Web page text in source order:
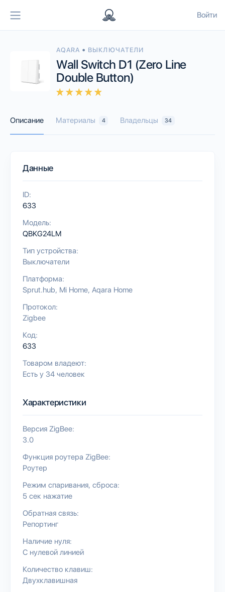
Войти
AQARA • ВЫКЛЮЧАТЕЛИ
Wall Switch D1 (Zero Line
Double Button)
Описание Материалы 4 Владельцы 34
Данные
ID:
633
Модель:
QBKG24LM
Тип устройства:
Выключатели
Платформа:
Sprut.hub Mi Home Aqara Home
Протокол:
Zigbee
Код:
633
Товаром владеют:
Есть у 34 человек
Характеристики
Версия ZigBee:
3.0
Функция роутера ZigBee:
Роутер
Режим спаривания, сброса:
5 сек нажатие
Обратная связь:
Репортинг
Наличие нуля:
С нулевой линией
Количество клавиш:
Двухклавишная